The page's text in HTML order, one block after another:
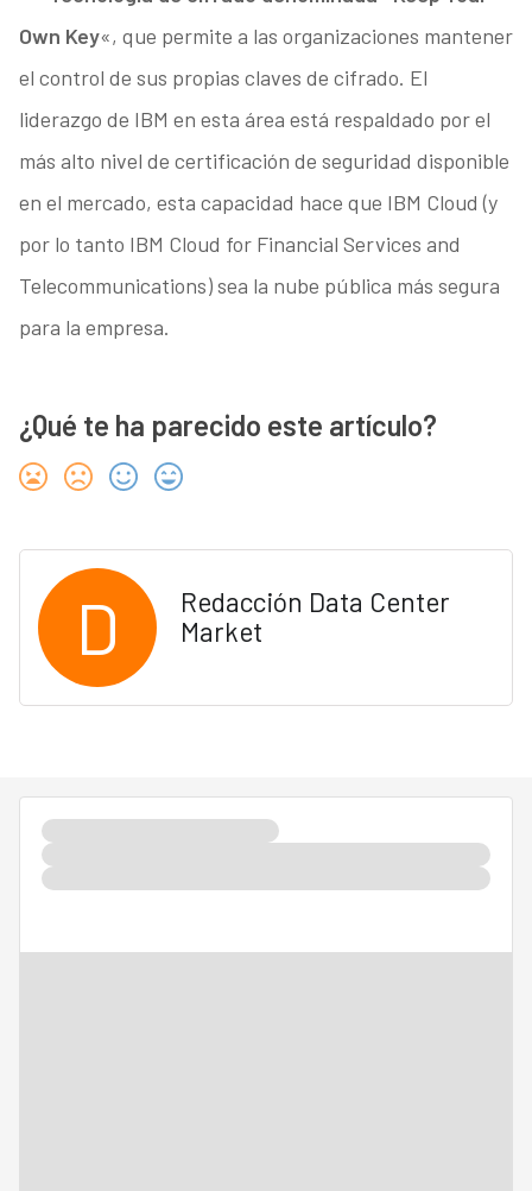
Own Key«, que permite a las organizaciones mantener
el control de sus propias claves de cifrado. El
liderazgo de IBM en esta área está respaldado por el
más alto nivel de certificación de seguridad disponible
en el mercado, esta capacidad hace que IBM Cloud (y
por lo tanto IBM Cloud for Financial Services and
Telecommunications) sea la nube pública más segura
para la empresa.
¿Qué te ha parecido este artículo?
D
Redacción Data Center
Market